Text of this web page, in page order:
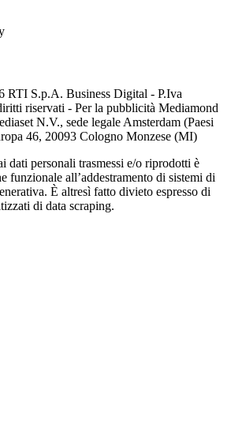
RTI S.p.A. Business Digital - P.Iva
riservati - Per la pubblicità Mediamond
N.V., sede legale Amsterdam (Paesi
46, 20093 Cologno Monzese (MI)
dati personali trasmessi e/o riprodotti è
funzionale all’addestramento di sistemi di
È altresì fatto divieto espresso di
di data scraping.